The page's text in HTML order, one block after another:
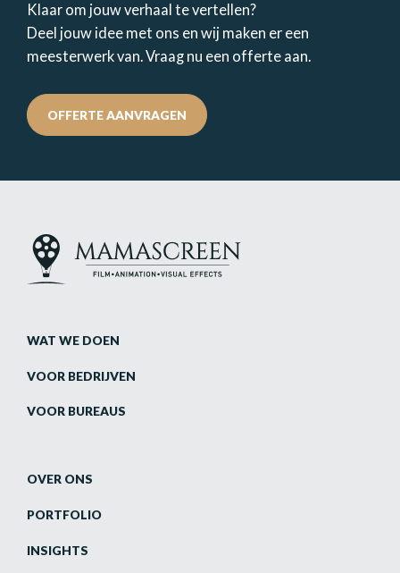
Klaar om jouw verhaal te vertellen?
Deel jouw idee met ons en wij maken er een
meesterwerk van. Vraag nu een offerte aan.
OFFERTE AANVRAGEN
WAT WE DOEN
VOOR BEDRIJVEN
VOOR BUREAUS
OVER ONS
PORTFOLIO
INSIGHTS